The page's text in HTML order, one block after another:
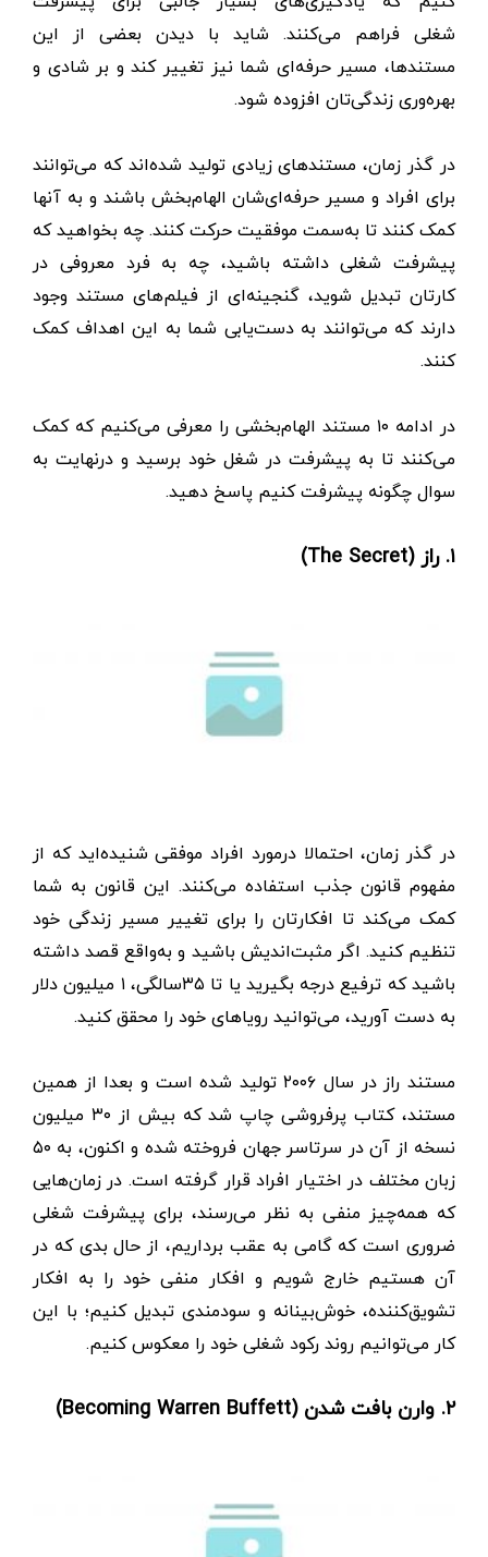
شغلی فراهم می‌کنند. شاید با دیدن بعضی از این
مستندها، مسیر حرفه‌ای شما نیز تغییر کند و بر شادی و
بهره‌وری زندگی‌تان افزوده شود.
در گذر زمان، مستندهای زیادی تولید شده‌اند که می‌توانند
برای افراد و مسیر حرفه‌ای‌شان الهام‌بخش باشند و به آنها
کمک کنند تا به‌سمت موفقیت حرکت کنند. چه بخواهید که
پیشرفت شغلی داشته باشید، چه به فرد معروفی در
کارتان تبدیل شوید، گنجینه‌ای از فیلم‌های مستند وجود
دارند که می‌توانند به دست‌یابی شما به این اهداف کمک
کنند.
در ادامه ۱۰ مستند الهام‌بخشی را معرفی می‌کنیم که کمک
می‌کنند تا به پیشرفت در شغل خود برسید و درنهایت به
سوال چگونه پیشرفت کنیم پاسخ دهید.
۱. راز (The Secret)
در گذر زمان، احتمالا درمورد افراد موفقی شنیده‌اید که از
مفهوم قانون جذب استفاده می‌کنند. این قانون به شما
کمک می‌کند تا افکارتان را برای تغییر مسیر زندگی خود
تنظیم کنید. اگر مثبت‌اندیش باشید و به‌واقع قصد داشته
باشید که ترفیع درجه بگیرید یا تا ۳۵سالگی، ۱ میلیون دلار
به دست آورید، می‌توانید رویاهای خود را محقق کنید.
مستند راز در سال ۲۰۰۶ تولید شده است و بعدا از همین
مستند، کتاب پرفروشی چاپ شد که بیش از ۳۰ میلیون
نسخه از آن در سرتاسر جهان فروخته شده و اکنون، به ۵۰
زبان مختلف در اختیار افراد قرار گرفته است. در زمان‌هایی
که همه‌چیز منفی به نظر می‌رسند، برای پیشرفت شغلی
ضروری است که گامی به عقب برداریم، از حال بدی که در
آن هستیم خارج شویم و افکار منفی خود را به افکار
تشویق‌کننده، خوش‌بینانه و سودمندی تبدیل کنیم؛ با این
کار می‌توانیم روند رکود شغلی خود را معکوس کنیم.
۲. وارن ‌بافت ‌شدن (Becoming Warren Buffett)